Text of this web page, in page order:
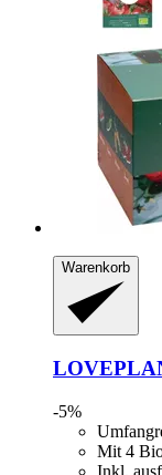
Warenkorb
-5%
Mit 4
Inkl.